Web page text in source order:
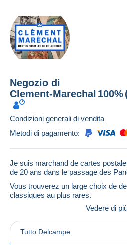
Negozio di
Clement-Marechal 100%
Condizioni generali di vendita
Metodi di pagamento:
Je suis marchand de cartes
de 20 ans dans le passage des
Vous trouverez un large choix de
classiques au plus rares.
Bonne visite à tous !
Clément Maréchal
Vedere di
Tutto Delcampe